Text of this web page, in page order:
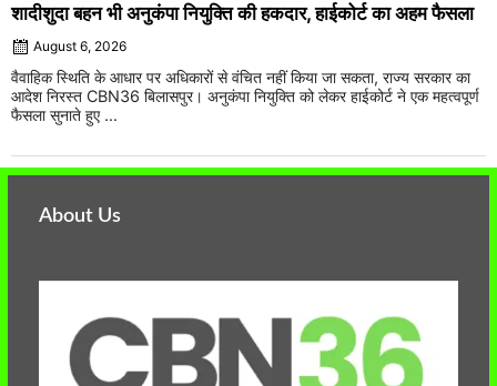
शादीशुदा बहन भी अनुकंपा नियुक्ति की हकदार, हाईकोर्ट का अहम फैसला
August 6, 2026
वैवाहिक स्थिति के आधार पर अधिकारों से वंचित नहीं किया जा सकता, राज्य सरकार का
आदेश निरस्त CBN36 बिलासपुर। अनुकंपा नियुक्ति को लेकर हाईकोर्ट ने एक महत्वपूर्ण
फैसला सुनाते हुए ...
About Us